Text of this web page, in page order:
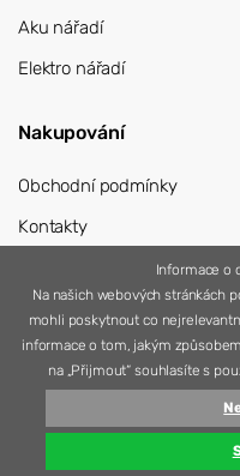
Aku nářadí
Elektro nářadí
Nakupování
Obchodní podmínky
Kontakty
Informace o
Na našich webových stránkách
mohli poskytnout co
informace o tom, jakým
na „Přijmout“ souhlasíte s